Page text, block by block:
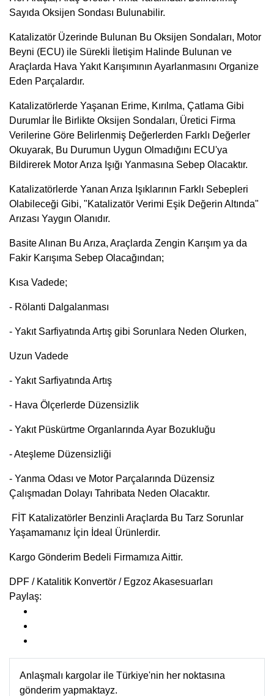
Sayıda Oksijen Sondası Bulunabilir.
Katalizatör Üzerinde Bulunan Bu Oksijen Sondaları, Motor
Beyni (ECU) ile Sürekli İletişim Halinde Bulunan ve
Araçlarda Hava Yakıt Karışımının Ayarlanmasını Organize
Eden Parçalardır.
Katalizatörlerde Yaşanan Erime, Kırılma, Çatlama Gibi
Durumlar İle Birlikte Oksijen Sondaları, Üretici Firma
Verilerine Göre Belirlenmiş Değerlerden Farklı Değerler
Okuyarak, Bu Durumun Uygun Olmadığını ECU'ya
Bildirerek Motor Arıza Işığı Yanmasına Sebep Olacaktır.
Katalizatörlerde Yanan Arıza Işıklarının Farklı Sebepleri
Olabileceği Gibi, "Katalizatör Verimi Eşik Değerin Altında"
Arızası Yaygın Olanıdır.
Basite Alınan Bu Arıza, Araçlarda Zengin Karışım ya da
Fakir Karışıma Sebep Olacağından;
Kısa Vadede;
- Rölanti Dalgalanması
- Yakıt Sarfiyatında Artış gibi Sorunlara Neden Olurken,
Uzun Vadede
- Yakıt Sarfiyatında Artış
- Hava Ölçerlerde Düzensizlik
- Yakıt Püskürtme Organlarında Ayar Bozukluğu
- Ateşleme Düzensizliği
- Yanma Odası ve Motor Parçalarında Düzensiz
Çalışmadan Dolayı Tahribata Neden Olacaktır.
FİT Katalizatörler Benzinli Araçlarda Bu Tarz Sorunlar
Yaşamamanız İçin İdeal Ürünlerdir.
Kargo Gönderim Bedeli Firmamıza Aittir.
DPF / Katalitik Konvertör / Egzoz Akasesuarları
Paylaş:
Anlaşmalı kargolar ile Türkiye'nin her noktasına
gönderim yapmaktayz.